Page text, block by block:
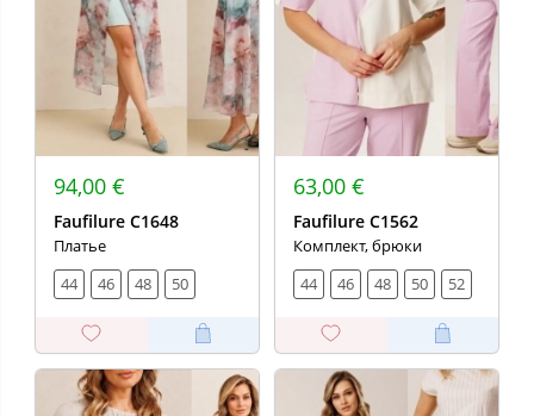
94,00 €
Faufilure C1648
Платье
44
46 48 50
63,00 €
Faufilure С1562
Комплект, брюки
44
46 48 50 52